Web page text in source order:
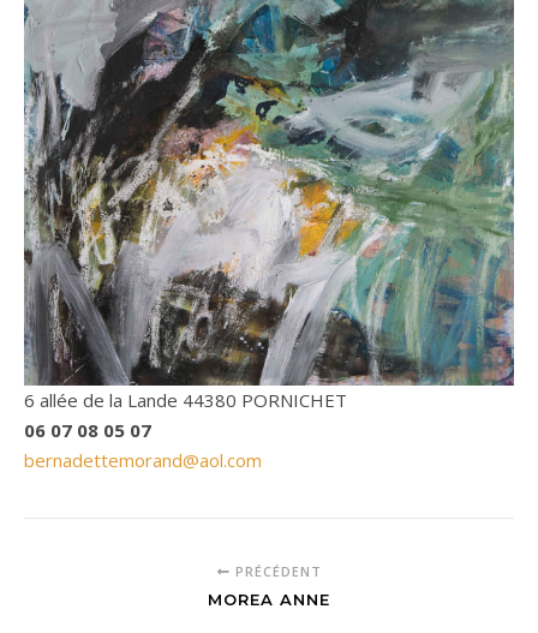
6 allée de la Lande 44380 PORNICHET
06 07 08 05 07
bernadettemorand@aol.com
PRÉCÉDENT
MOREA ANNE